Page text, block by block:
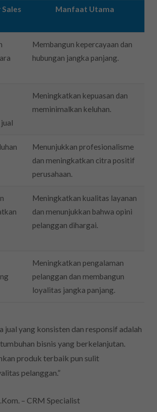
Manfaat Utama
Membangun kepercayaan dan
hubungan jangka panjang.
Meningkatkan kepuasan dan
meminimalkan keluhan.
Menunjukkan profesionalisme
dan meningkatkan citra positif
perusahaan.
Meningkatkan kualitas layanan
dan menunjukkan bahwa opini
pelanggan dihargai.
Meningkatkan pengalaman
pelanggan dan membangun
loyalitas jangka panjang.
jual yang konsisten dan responsif adalah
bisnis yang berkelanjutan.
produk terbaik pun sulit
pelanggan.”
– CRM Specialist